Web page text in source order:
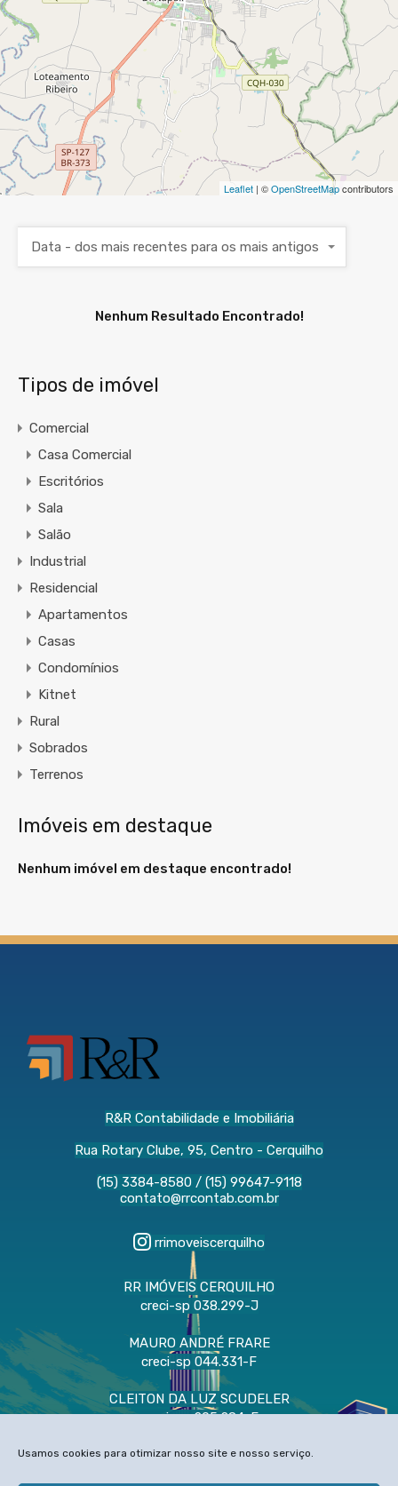
Usamos cookies para otimizar nosso site e nosso serviço.
Leaflet | ©OpenStreetMapcontributors
Data - dos mais recentes para os mais antigos
Nenhum Resultado Encontrado!
Tipos de imóvel
Comercial
Casa Comercial
Escritórios
Sala
Salão
Industrial
Residencial
Apartamentos
Casas
Condomínios
Kitnet
Rural
Sobrados
Terrenos
Imóveis em destaque
Nenhum imóvel em destaque encontrado!
R&R Contabilidade e Imobiliária
Rua Rotary Clube, 95, Centro - Cerquilho
(15) 3384-8580/ (15) 99647-9118
contato@rrcontab.com.br
rrimoveiscerquilho
RR IMÓVEIS CERQUILHO
creci-sp 038.299-J
MAURO ANDRÉ FRARE
creci-sp 044.331-F
CLEITON DA LUZ SCUDELER
creci-sp 205.284-F